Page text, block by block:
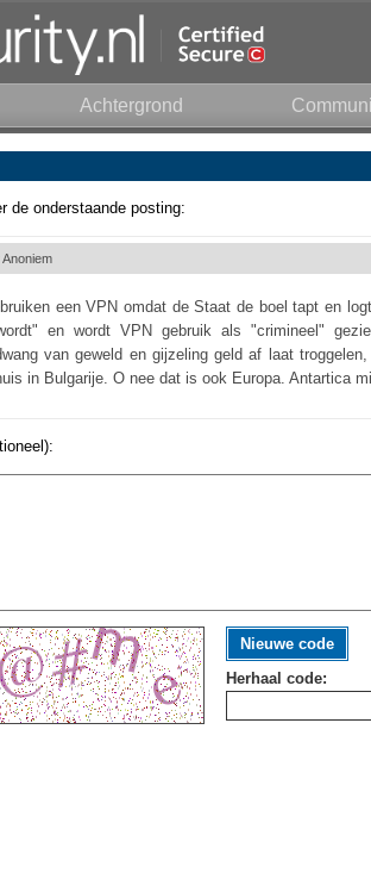
Achtergrond
de onderstaande posting:
Anoniem
een VPN omdat de Staat de boel tapt en
en wordt VPN gebruik als "crimineel"
van geweld en gijzeling geld af laat
in Bulgarije. O nee dat is ook Europa. Antartica
Nieuwe code
Herhaal code: